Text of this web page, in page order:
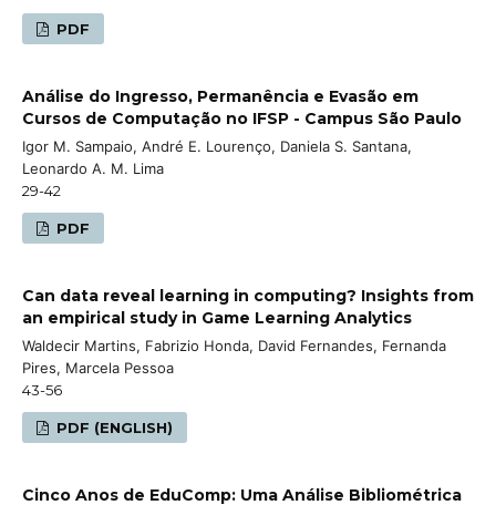
PDF
Análise do Ingresso, Permanência e Evasão em
Cursos de Computação no IFSP - Campus São Paulo
Igor M. Sampaio, André E. Lourenço, Daniela S. Santana,
Leonardo A. M. Lima
29-42
PDF
Can data reveal learning in computing? Insights from
an empirical study in Game Learning Analytics
Waldecir Martins, Fabrizio Honda, David Fernandes, Fernanda
Pires, Marcela Pessoa
43-56
PDF (ENGLISH)
Cinco Anos de EduComp: Uma Análise Bibliométrica